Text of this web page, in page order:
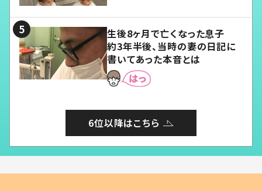
生後8ヶ月で亡くなった息子
約3年半後、当時の妻の日記に
書いてあった本音とは
6位以降はこちら